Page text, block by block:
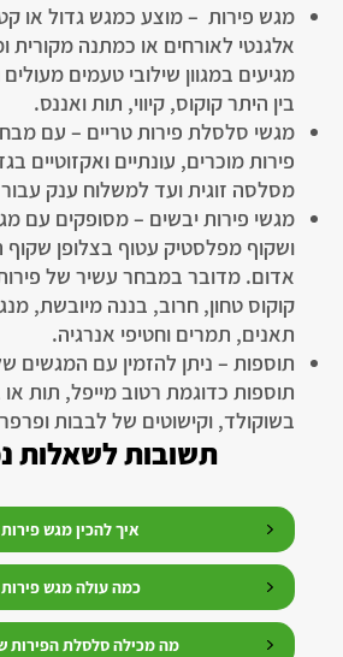
מגש פירות – מוצע כמגש גדול או
אלגנטי לאורחים או כמתנה מקורית
מגיעים במגוון שילובי טעמים
בין היתר קוקוס, קיווי, תות ואננס.
מגשי סלסלת פירות טריים – עם
פירות מוכרים, עונתיים ואקזוטיים
מסלסה זוגית ועד למשלוח ענק עבור 21 סועדים ויותר.
מגשי פירות יבשים – מסופקים עם
ושקוף מפלסטיק עטוף בצלופן
אדום. מדובר במבחר עשיר של
קוקוס טחון, חרוב, בננה מיובשת,
תאנים, תמרים וחטיפי אנרגיה.
תוספות – ניתן להזמין עם המגשים
תוספות כדוגמת רטוב מייפל, תות
בשוקולד, וקישוטים של לבבות
תשובות לשאלות
איך להכין מגש פירות
כמה עולה מגש פירות
מה מכילה סלסלת הפירות